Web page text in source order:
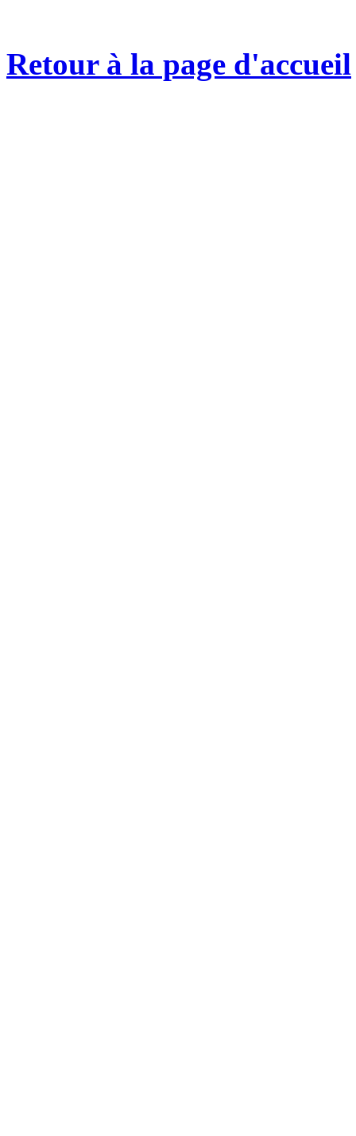
Retour à la page d'accueil